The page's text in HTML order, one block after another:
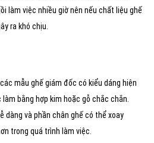
làm việc nhiều giờ nên nếu chất liệu ghế
ra khó chịu.
mẫu ghế giám đốc có kiểu dáng hiện
bằng hợp kim hoặc gỗ chắc chắn.
dàng và phần chân ghế có thể xoay
trong quá trình làm việc.